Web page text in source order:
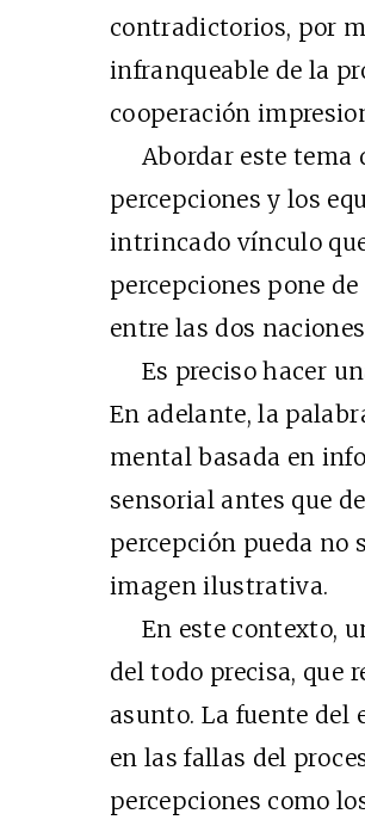
contradictorios, por
infranqueable de la
cooperación
Abordar este tema
percepciones y los
intrincado vínculo
percepciones pone
entre las dos
Es preciso hacer
En adelante, la
mental basada en
sensorial antes que
percepción pueda no
imagen ilustrativa.
En este contexto,
del todo precisa, que
asunto. La fuente del
en las fallas del
percepciones como